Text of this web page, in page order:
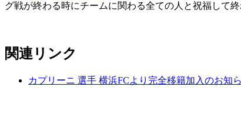
グ戦が終わる時にチームに関わる全ての人と祝福して
関連リンク
カプリーニ 選手 横浜FCより完全移籍加入のお知